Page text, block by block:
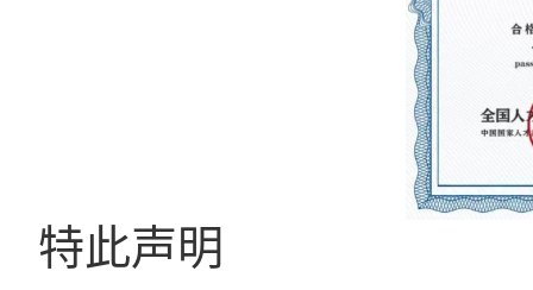
特此声明